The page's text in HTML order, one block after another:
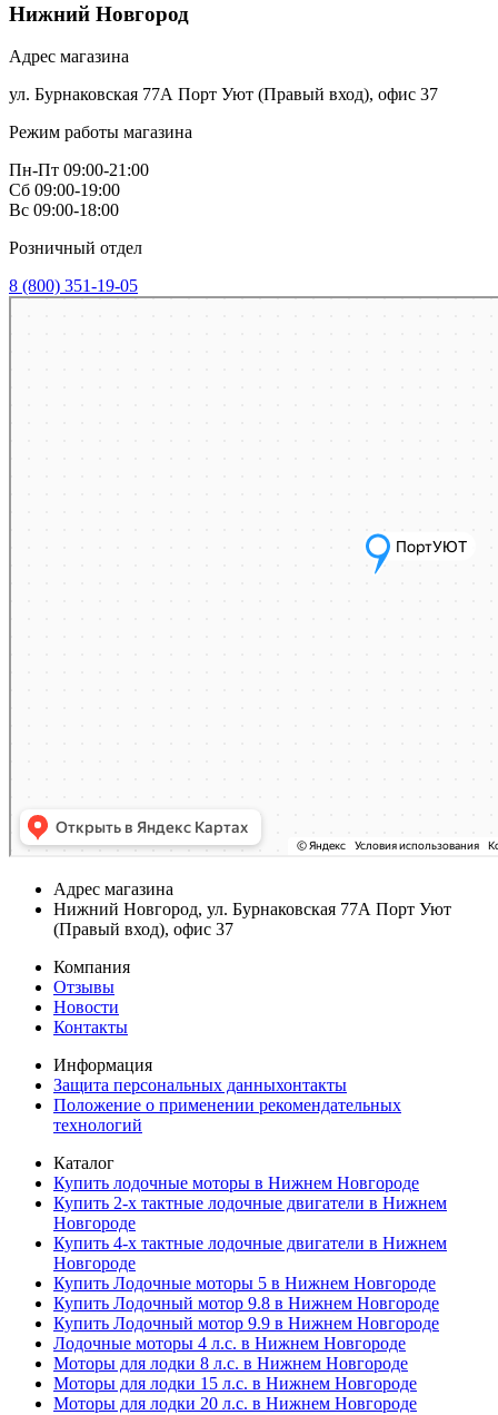
Нижний Новгород
Адрес магазина
ул. Бурнаковская 77А Порт Уют (Правый вход), офис 37
Режим работы магазина
Пн-Пт 09:00-21:00
Сб 09:00-19:00
Вс 09:00-18:00
Розничный отдел
8 (800) 351-19-05
Адрес магазина
Нижний Новгород, ул. Бурнаковская 77А Порт Уют
(Правый вход), офис 37
Компания
Отзывы
Новости
Контакты
Информация
Защита персональных данныхонтакты
Положение о применении рекомендательных
технологий
Каталог
Купить лодочные моторы в Нижнем Новгороде
Купить 2-х тактные лодочные двигатели в Нижнем
Новгороде
Купить 4-х тактные лодочные двигатели в Нижнем
Новгороде
Купить Лодочные моторы 5 в Нижнем Новгороде
Купить Лодочный мотор 9.8 в Нижнем Новгороде
Купить Лодочный мотор 9.9 в Нижнем Новгороде
Лодочные моторы 4 л.с. в Нижнем Новгороде
Моторы для лодки 8 л.с. в Нижнем Новгороде
Моторы для лодки 15 л.с. в Нижнем Новгороде
Моторы для лодки 20 л.с. в Нижнем Новгороде